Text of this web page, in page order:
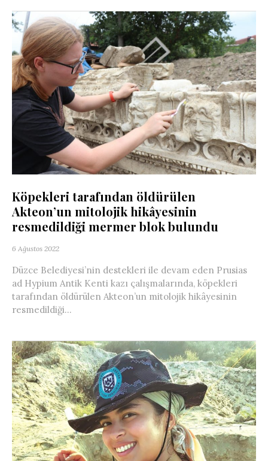
Köpekleri tarafından öldürülen
Akteon’un mitolojik hikâyesinin
resmedildiği mermer blok bulundu
6 Ağustos 2022
Düzce Belediyesi’nin destekleri ile devam eden Prusias
ad Hypium Antik Kenti kazı çalışmalarında, köpekleri
tarafından öldürülen Akteon’un mitolojik hikâyesinin
resmedildiği...